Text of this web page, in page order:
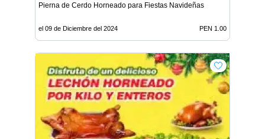
Pierna de Cerdo Horneado para Fiestas Navideñas
el 09 de Diciembre del 2024 PEN 1.00